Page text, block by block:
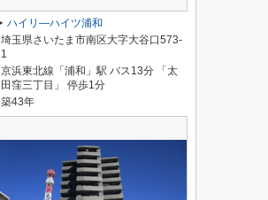
ハイリ―ハイツ浦和
埼玉県さいたま市南区大字大谷口573-
1
京浜東北線「浦和」駅 バス13分 「太
田窪三丁目」 停歩1分
築43年